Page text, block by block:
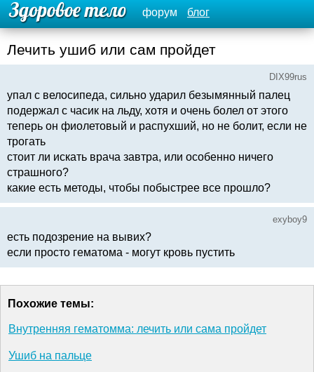
форум блог
Лечить ушиб или сам пройдет
DIX99rus
упал с велосипеда, сильно ударил безымянный палец
подержал с часик на льду, хотя и очень болел от этого
теперь он фиолетовый и распухший, но не болит, если не
трогать
стоит ли искать врача завтра, или особенно ничего
страшного?
какие есть методы, чтобы побыстрее все прошло?
exyboy9
есть подозрение на вывих?
если просто гематома - могут кровь пустить
Похожие темы:
Внутренняя гематомма: лечить или сама пройдет
Ушиб на пальце